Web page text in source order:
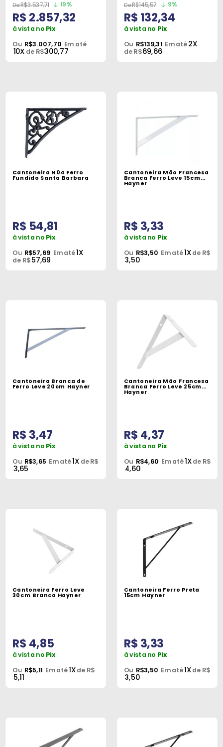
R$3.537,71 19%
R$ 2.857,32
à vista no Pix
Ou R$3.007,70 Em até
10X de R$300,77
R$145,57 9%
R$ 132,34
à vista no Pix
Ou R$139,31 Em até2X
de R$69,66
Cantoneira N04 Ferro
Fundido Santa Barbara
R$ 54,81
à vista no Pix
Ou R$57,69 Em até1X
de R$57,69
Cantoneira Mão Francesa
Branca Ferro Leve 15cm
Hayner
R$ 3,33
à vista no Pix
Ou R$3,50 Em até1Xde R$
3,50
Cantoneira Branca de
Ferro Leve 20cm Hayner
R$ 3,47
à vista no Pix
Ou R$3,65 Em até1X de R$
3,65
Cantoneira Mão Francesa
Branca Ferro Leve 25cm
Hayner
R$ 4,37
à vista no Pix
Ou R$4,60 Em até1Xde R$
4,60
Cantoneira Ferro Leve
30cm Branca Hayner
R$ 4,85
à vista no Pix
Ou R$5,11 Em até1Xde R$
5,11
Cantoneira Ferro Preta
15cm Hayner
R$ 3,33
à vista no Pix
Ou R$3,50 Em até1Xde R$
3,50